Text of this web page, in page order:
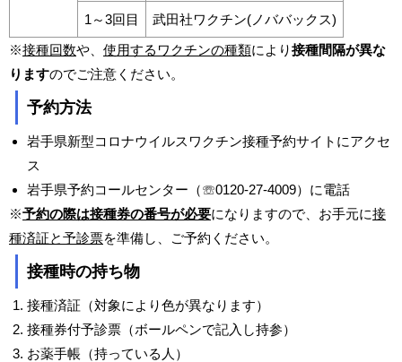
1～3回目
武田社ワクチン(ノババックス)
※接種回数や、 使用するワクチンの種類により接種間隔が異な
りますのでご注意ください。
予約方法
岩手県新型コロナウイルスワクチン接種予約サイトにアクセ
ス
岩手県予約コールセンター（☏0120-27-4009）に電話
※予約の際は接種券の番号が必要になりますので、お手元に接
種済証と予診票を準備し、ご予約ください。
接種時の持ち物
接種済証（対象により色が異なります）
接種券付予診票（ボールペンで記入し持参）
お薬手帳（持っている人）